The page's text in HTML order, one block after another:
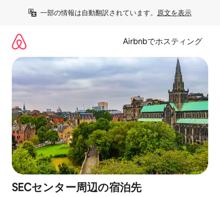
一部の情報は自動翻訳されています。 原文を表示
Airbnbでホスティング
SECセンター⁠周⁠辺⁠の宿⁠泊⁠先